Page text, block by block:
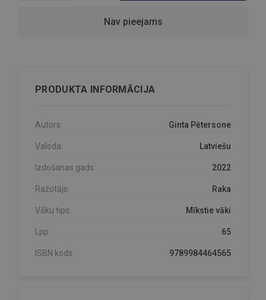
Nav pieejams
PRODUKTA INFORMĀCIJA
Autors: Ginta Pētersone
Valoda: Latviešu
Izdošanas gads: 2022
Ražotājs: Raka
Vāku tips: Mīkstie vāki
Lpp.: 65
ISBN kods: 9789984464565